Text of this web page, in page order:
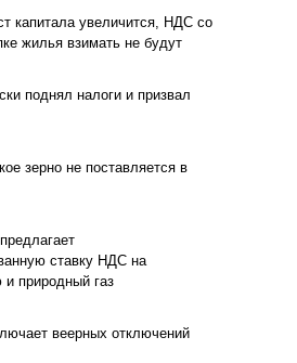
капитала увеличится, НДС со
жилья взимать не будут
поднял налоги и призвал
зерно не поставляется в
ставку НДС на
и природный газ
веерных отключений